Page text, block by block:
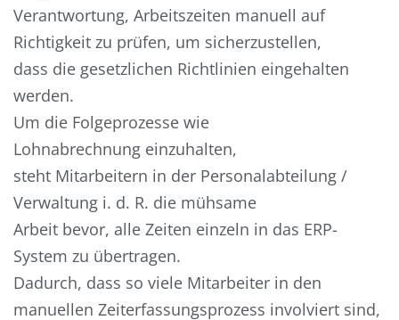
Verantwortung, Arbeitszeiten manuell auf
Richtigkeit zu prüfen, um sicherzustellen,
dass die gesetzlichen Richtlinien eingehalten
werden.
Um die Folgeprozesse wie
Lohnabrechnung einzuhalten,
steht Mitarbeitern in der Personalabteilung /
Verwaltung i. d. R. die mühsame
Arbeit bevor, alle Zeiten einzeln in das ERP-
System zu übertragen.
Dadurch, dass so viele Mitarbeiter in den
manuellen Zeiterfassungsprozess involviert sind,